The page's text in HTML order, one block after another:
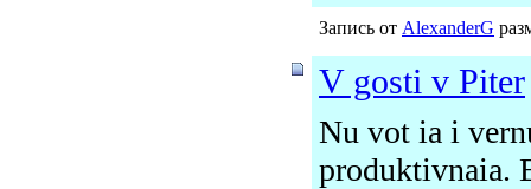
Запись от AlexanderG
V gosti v Piter
Nu vot ia i
produktivnaia.